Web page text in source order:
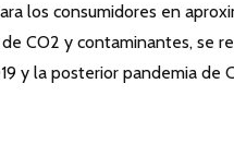
los consumidores en
CO2 y contaminantes, se
y la posterior pandemia de